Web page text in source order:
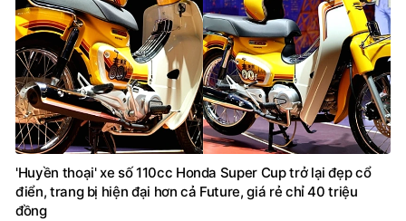
'Huyền thoại' xe số 110cc Honda Super Cup trở lại đẹp cổ
điển, trang bị hiện đại hơn cả Future, giá rẻ chỉ 40 triệu
đồng